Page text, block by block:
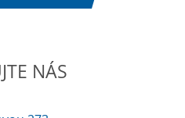
NÁS